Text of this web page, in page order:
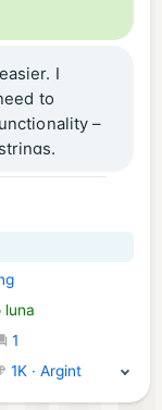
I
to
–
luna
1
1K · Argint